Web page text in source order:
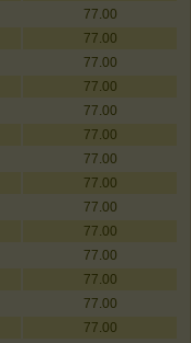
77.00
77.00
77.00
77.00
77.00
77.00
77.00
77.00
77.00
77.00
77.00
77.00
77.00
77.00